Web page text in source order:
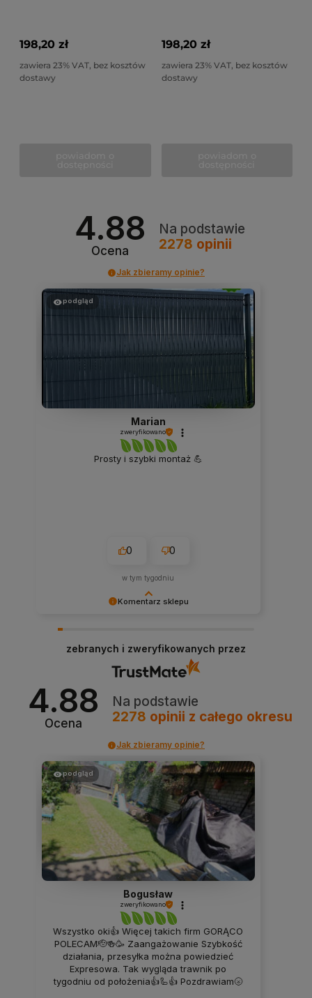
198,20 zł
zawiera 23% VAT, bez kosztów
dostawy
198,20 zł
zawiera 23% VAT, bez kosztów
dostawy
4.88
Ocena
Na podstawie
2278 opinii
Jak zbieramy opinie?
Komentarz sklepu
jakość naszych usług. Mamy nadzieję, że już
teraz sprostaliśmy Twoim wymaganiom i wrócisz
do nas ponownie.
podgląd
Marian
zweryfikowano
Prosty i szybki montaż 💪
0 0
w tym tygodniu
zebranych i zweryfikowanych przez
4.88
Ocena
Na podstawie
2278 opinii z całego okresu
Jak zbieramy opinie?
podgląd
Bogusław
zweryfikowano
Wszystko oki👍 Więcej takich firm GORĄCO
POLECAM🫡🍻🥳 Zaangażowanie Szybkość
działania, przesyłka można powiedzieć
Expresowa. Tak wygląda trawnik po
tygodniu od położenia👍🦾👍 Pozdrawiam🌝